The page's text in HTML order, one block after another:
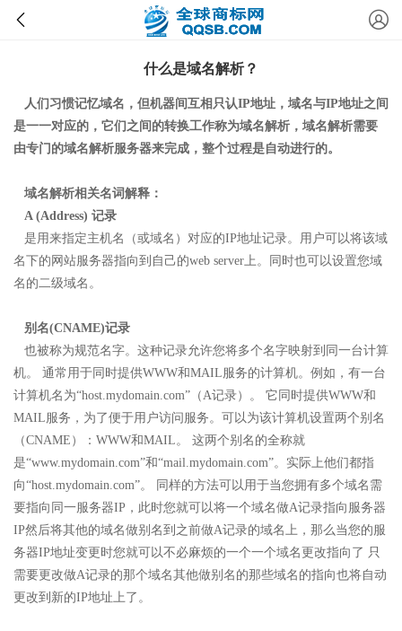
什么是域名解析？
人们习惯记忆域名，但机器间互相只认IP地址，域名与IP地址之间
是一一对应的，它们之间的转换工作称为域名解析，域名解析需要
由专门的域名解析服务器来完成，整个过程是自动进行的。
域名解析相关名词解释：
A (Address) 记录
是用来指定主机名（或域名）对应的IP地址记录。用户可以将该域
名下的网站服务器指向到自己的web server上。同时也可以设置您域
名的二级域名。
别名(CNAME)记录
也被称为规范名字。这种记录允许您将多个名字映射到同一台计算
机。 通常用于同时提供WWW和MAIL服务的计算机。例如，有一台
计算机名为“host.mydomain.com”（A记录）。 它同时提供WWW和
MAIL服务，为了便于用户访问服务。可以为该计算机设置两个别名
（CNAME）：WWW和MAIL。 这两个别名的全称就
是“www.mydomain.com”和“mail.mydomain.com”。实际上他们都指
向“host.mydomain.com”。 同样的方法可以用于当您拥有多个域名需
要指向同一服务器IP，此时您就可以将一个域名做A记录指向服务器
IP然后将其他的域名做别名到之前做A记录的域名上，那么当您的服
务器IP地址变更时您就可以不必麻烦的一个一个域名更改指向了 只
需要更改做A记录的那个域名其他做别名的那些域名的指向也将自动
更改到新的IP地址上了。